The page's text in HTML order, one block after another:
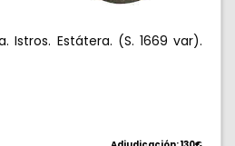
Istros. Estátera. (S. 1669 var).